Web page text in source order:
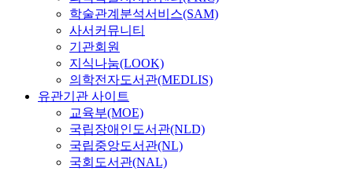
problems with free
surface. This was
학술관계분석서비스(SAM)
사서커뮤니티
기관회원
지식나눔(LOOK)
의학전자도서관(MEDLIS)
유관기관 사이트
교육부(MOE)
국립장애인도서관(NLD)
국립중앙도서관(NL)
국회도서관(NAL)